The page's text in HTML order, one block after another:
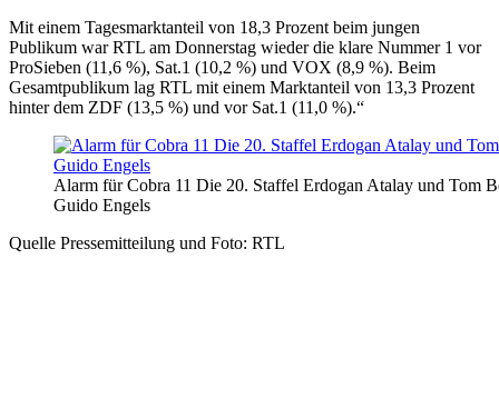
Mit einem Tagesmarktanteil von 18,3 Prozent beim jungen
Publikum war RTL am Donnerstag wieder die klare Nummer 1 vor
ProSieben (11,6 %), Sat.1 (10,2 %) und VOX (8,9 %). Beim
Gesamtpublikum lag RTL mit einem Marktanteil von 13,3 Prozent
hinter dem ZDF (13,5 %) und vor Sat.1 (11,0 %).“
Alarm für Cobra 11 Die 20. Staffel Erdogan Atalay und Tom
Guido Engels
Quelle Pressemitteilung und Foto: RTL